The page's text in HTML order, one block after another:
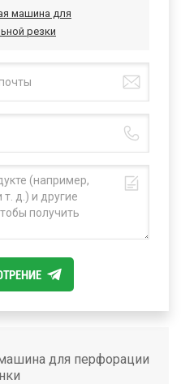
машина для
резки
для перфорации